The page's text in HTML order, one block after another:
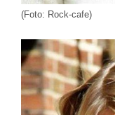
(Foto: Rock-cafe)